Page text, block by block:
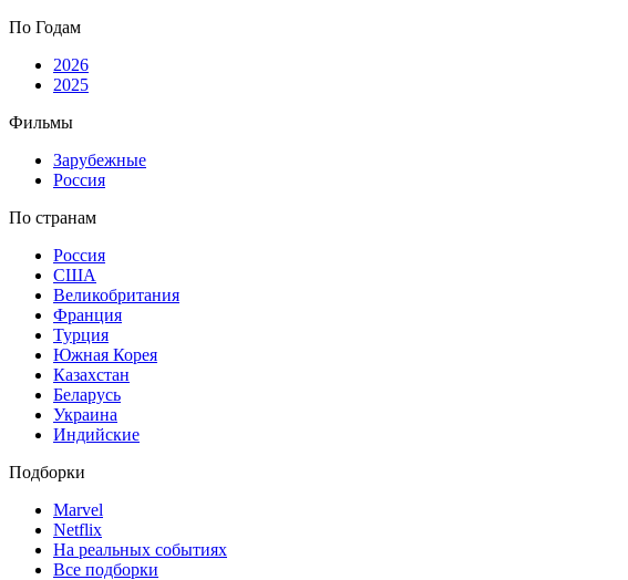
По Годам
2026
2025
Фильмы
Зарубежные
Россия
По странам
Россия
США
Великобритания
Франция
Турция
Южная Корея
Казахстан
Беларусь
Украина
Индийские
Подборки
Marvel
Netflix
На реальных событиях
Все подборки